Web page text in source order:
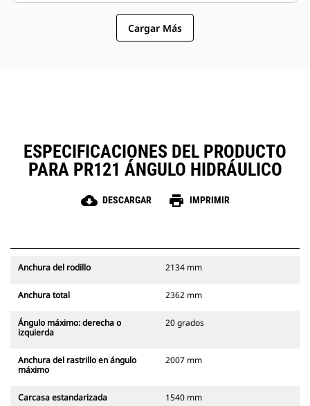
Cargar Más
ESPECIFICACIONES DEL PRODUCTO
PARA PR121 ÁNGULO HIDRÁULICO
cloud_download DESCARGAR print IMPRIMIR
Anchura del rodillo 2134 mm
Anchura total 2362 mm
Ángulo máximo: derecha o
izquierda
20 grados
Anchura del rastrillo en ángulo
máximo
2007 mm
Carcasa estandarizada 1540 mm